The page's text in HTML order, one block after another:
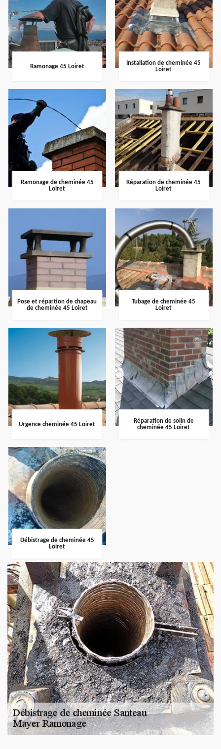
Ramonage 45 Loiret
Installation de cheminée 45
Loiret
Ramonage de cheminée 45
Loiret
Réparation de cheminée 45
Loiret
Pose et répartion de chapeau
de cheminée 45 Loiret
Tubage de cheminée 45
Loiret
Urgence cheminée 45 Loiret
Réparation de solin de
cheminée 45 Loiret
Débistrage de cheminée 45
Loiret